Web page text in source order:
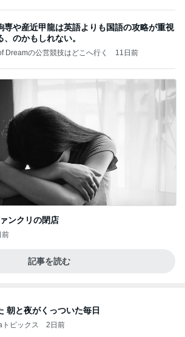
専や産近甲龍は英語よりも国語の攻略が重視
、のかもしれない。
Dreamの公営競技はどこへ行く 11日前
ンクリの閉店
前
記事を読む
朝と夜がくっついた毎日
ピックス 2日前